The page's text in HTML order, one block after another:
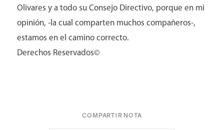
Olivares y a todo su Consejo Directivo, porque en mi
opinión, -la cual comparten muchos compañeros-,
estamos en el camino correcto.
Derechos Reservados©
COMPARTIR NOTA